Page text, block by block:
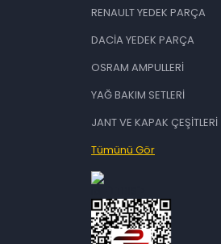
RENAULT YEDEK PARÇA
DACİA YEDEK PARÇA
OSRAM AMPULLERİ
YAĞ BAKIM SETLERİ
JANT VE KAPAK ÇEŞİTLERİ
Tümünü Gör